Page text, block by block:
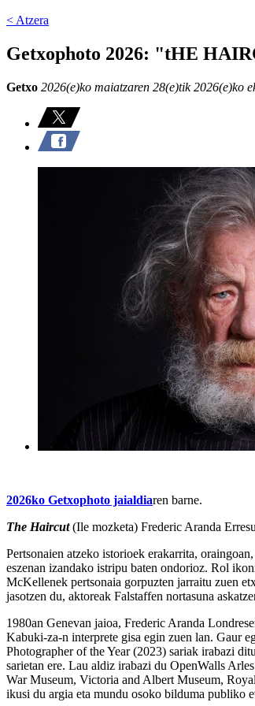
< Atzera
Getxophoto 2026: "tHE
Getxo 2026(e)ko maiatzaren 28(e)tik 2026(e)ko
2026ko Getxophoto jaialdiaren barne.
The Haircut(Ile mozketa) Frederic Aranda
Pertsonaien atzeko istorioek erakarrita,
eszenan izandako istripu baten ondorioz. Rol
McKellenek pertsonaia gorpuzten jarraitu zuen
jasotzen du, aktoreak Falstaffen nortasuna
1980an Genevan jaioa, Frederic Aranda
Kabuki-za-n interprete gisa egin zuen lan. Gaur
Photographer of the Year (2023) sariak irabazi
sarietan ere. Lau aldiz irabazi du OpenWalls
War Museum, Victoria and Albert Museum,
ikusi du argia eta mundu osoko bilduma publiko